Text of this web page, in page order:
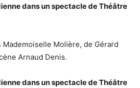
dans un spectacle de Théâtre
Mademoiselle Molière, de Gérard
Arnaud Denis.
dans un spectacle de Théâtre